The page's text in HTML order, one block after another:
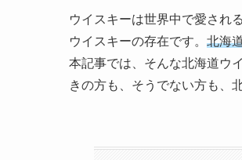
ウイスキーは世界中で愛され
ウイスキーの存在です。 北海
本記事では、そんな北海道ウ
きの方も、そうでない方も、